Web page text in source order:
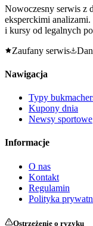
Nowoczesny serwis z
eksperckimi
i kursy od legalnych
Zaufany serwis
Nawigacja
Typy
Kupony dnia
Newsy sportowe
Informacje
O nas
Kontakt
Regulamin
Polityka
Ostrzeżenie o ryzyku